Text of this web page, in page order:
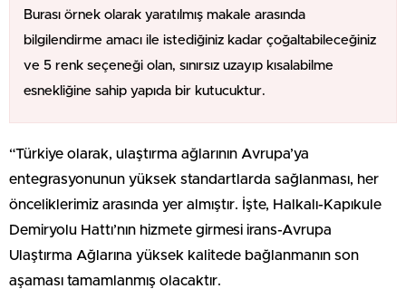
Burası örnek olarak yaratılmış makale arasında
bilgilendirme amacı ile istediğiniz kadar çoğaltabileceğiniz
ve 5 renk seçeneği olan, sınırsız uzayıp kısalabilme
esnekliğine sahip yapıda bir kutucuktur.
“Türkiye olarak, ulaştırma ağlarının Avrupa’ya
entegrasyonunun yüksek standartlarda sağlanması, her
önceliklerimiz arasında yer almıştır. İşte, Halkalı-Kapıkule
Demiryolu Hattı’nın hizmete girmesi irans-Avrupa
Ulaştırma Ağlarına yüksek kalitede bağlanmanın son
aşaması tamamlanmış olacaktır.